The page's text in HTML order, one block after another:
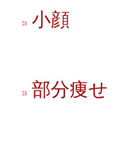
小顔
部分痩せ